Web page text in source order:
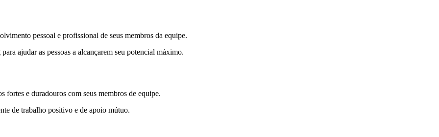
pessoal e profissional de seus membros da equipe.
ajudar as pessoas a alcançarem seu potencial máximo.
fortes e duradouros com seus membros de equipe.
de trabalho positivo e de apoio mútuo.